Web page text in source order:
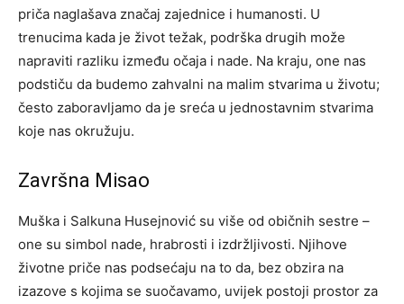
priča naglašava značaj zajednice i humanosti. U
trenucima kada je život težak, podrška drugih može
napraviti razliku između očaja i nade. Na kraju, one nas
podstiču da budemo zahvalni na malim stvarima u životu;
često zaboravljamo da je sreća u jednostavnim stvarima
koje nas okružuju.
Završna Misao
Muška i Salkuna Husejnović su više od običnih sestre –
one su simbol nade, hrabrosti i izdržljivosti. Njihove
životne priče nas podsećaju na to da, bez obzira na
izazove s kojima se suočavamo, uvijek postoji prostor za